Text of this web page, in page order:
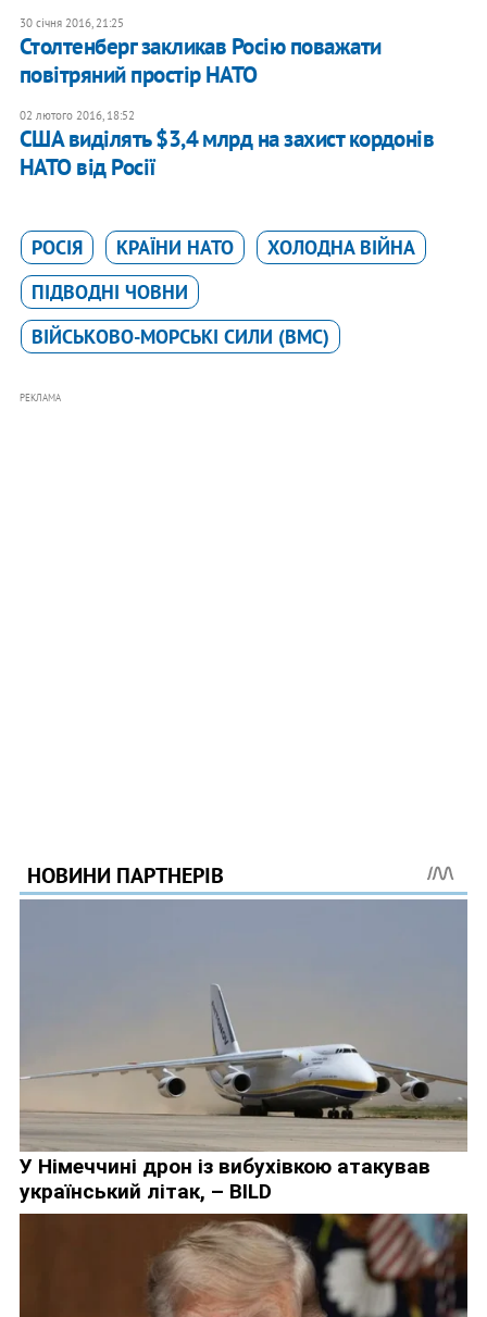
30 січня 2016, 21:25
Столтенберг закликав Росію поважати
повітряний простір НАТО
02 лютого 2016, 18:52
США виділять $3,4 млрд на захист кордонів
НАТО від Росії
РОСІЯ КРАЇНИ НАТО
ХОЛОДНА ВІЙНА
ПІДВОДНІ ЧОВНИ
ВІЙСЬКОВО-МОРСЬКІ СИЛИ (ВМС)
РЕКЛАМА